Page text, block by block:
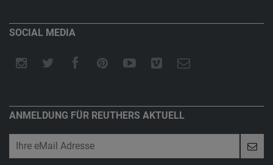
SOCIAL MEDIA
ANMELDUNG FÜR REUTHERS AKTUELL